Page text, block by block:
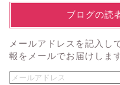
↓ブログの
メールアドレスを記入し
報をメールでお届けしま